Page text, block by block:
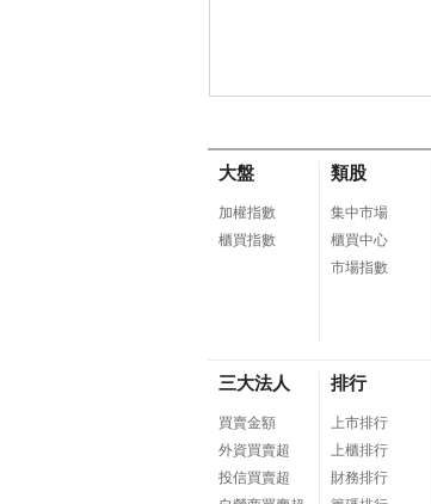
大盤
加權指數
櫃買指數
類股
集中市場
櫃買中心
市場指數
三大法人
買賣金額
外資買賣超
投信買賣超
排行
上市排行
上櫃排行
財務排行